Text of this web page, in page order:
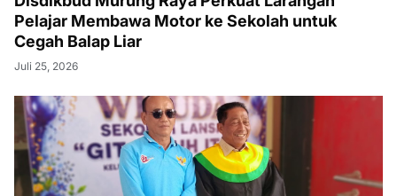
Pelajar Membawa Motor ke Sekolah untuk
Cegah Balap Liar
Juli 25, 2026